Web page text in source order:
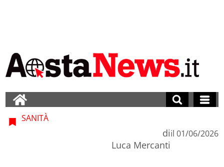
SANITÀ
di
Luca Mercanti
il 01/06/2026